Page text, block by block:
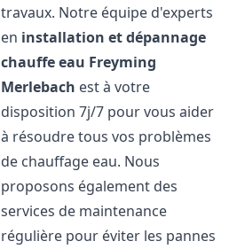
travaux. Notre équipe d'experts
en installation et dépannage
chauffe eau Freyming
Merlebach est à votre
disposition 7j/7 pour vous aider
à résoudre tous vos problèmes
de chauffage eau. Nous
proposons également des
services de maintenance
régulière pour éviter les pannes